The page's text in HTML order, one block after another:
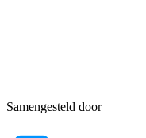
Samengesteld door